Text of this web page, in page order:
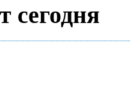
сегодня